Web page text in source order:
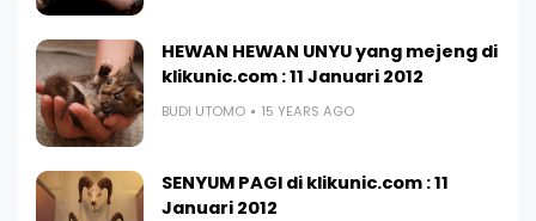
HEWAN HEWAN UNYU yang mejeng di
klikunic.com : 11 Januari 2012
BUDI UTOMO 15 YEARS AGO
SENYUM PAGI di klikunic.com : 11
Januari 2012